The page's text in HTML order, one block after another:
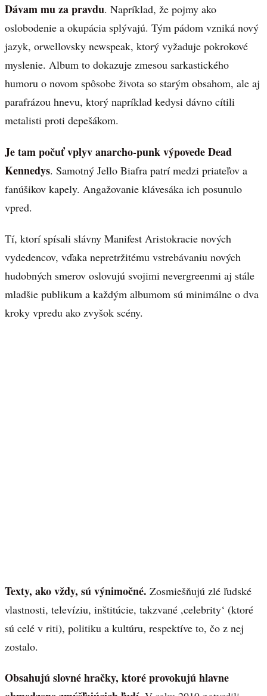
Dávam mu za pravdu. Napríklad, že pojmy ako
oslobodenie a okupácia splývajú. Tým pádom vzniká nový
jazyk, orwellovsky newspeak, ktorý vyžaduje pokrokové
myslenie. Album to dokazuje zmesou sarkastického
humoru o novom spôsobe života so starým obsahom, ale aj
parafrázou hnevu, ktorý napríklad kedysi dávno cítili
metalisti proti depešákom.
Je tam počuť vplyv anarcho-punk výpovede Dead
Kennedys. Samotný Jello Biafra patrí medzi priateľov a
fanúšikov kapely. Angažovanie klávesáka ich posunulo
vpred.
Tí, ktorí spísali slávny Manifest Aristokracie nových
vydedencov, vďaka nepretržitému vstrebávaniu nových
hudobných smerov oslovujú svojimi nevergreenmi aj stále
mladšie publikum a každým albumom sú minimálne o dva
kroky vpredu ako zvyšok scény.
Texty, ako vždy, sú výnimočné. Zosmiešňujú zlé ľudské
vlastnosti, televíziu, inštitúcie, takzvané ,celebrity‘ (ktoré
sú celé v riti), politiku a kultúru, respektíve to, čo z nej
zostalo.
Obsahujú slovné hračky, ktoré provokujú hlavne